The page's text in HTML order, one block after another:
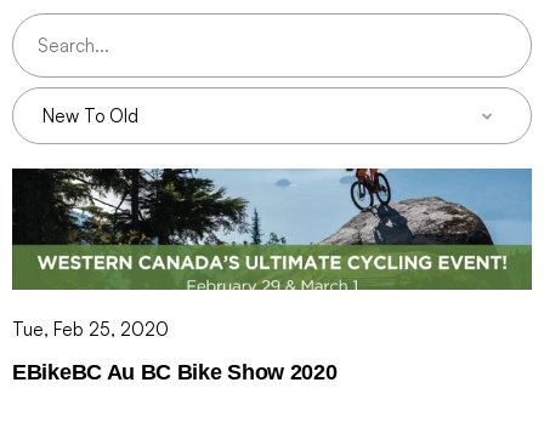
New To Old
Tue, Feb 25, 2020
EBikeBC Au BC Bike Show 2020